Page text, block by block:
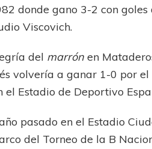
donde gano 3-2 con goles
Viscovich.
del marrón en
volvería a ganar 1-0 por
Estadio de Deportivo
pasado en el Estadio
del Torneo de la B